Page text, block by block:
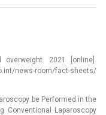
2021 [online].
room/fact-sheets/
be Performed in the
Conventional Laparoscopy